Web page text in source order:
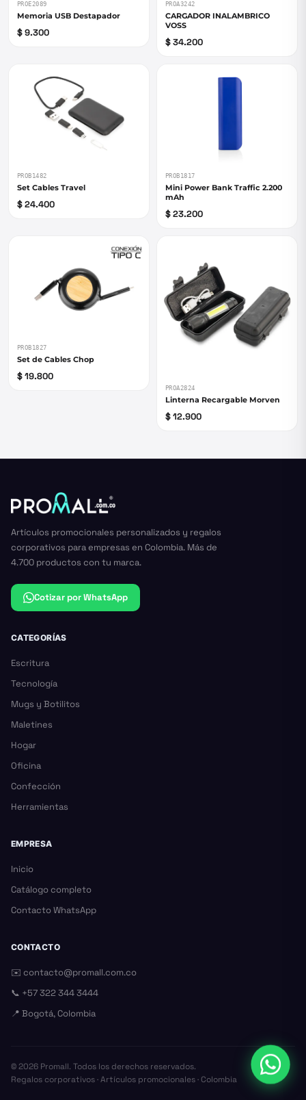
PROE2089
Memoria USB Destapador
$ 9.300
PROA3242
CARGADOR INALAMBRICO
VOSS
$ 34.200
PROB1482
Set Cables Travel
$ 24.400
PROB1817
Mini Power Bank Traffic 2.200
mAh
$ 23.200
PROB1827
Set de Cables Chop
$ 19.800
PROA2824
Linterna Recargable Morven
$ 12.900
Artículos promocionales personalizados y regalos
corporativos para empresas en Colombia. Más de
4.700 productos con tu marca.
Cotizar por WhatsApp
CATEGORÍAS
Escritura
Tecnología
Mugs y Botilitos
Maletines
Hogar
Oficina
Confección
Herramientas
EMPRESA
Inicio
Catálogo completo
Contacto WhatsApp
CONTACTO
✉️ contacto@promall.com.co
📞 +57 322 344 3444
📍 Bogotá, Colombia
©2026 Promall. Todos los derechos reservados.
Regalos corporativos · Artículos promocionales · Colombia